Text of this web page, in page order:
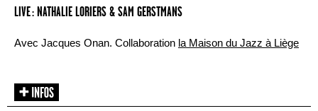
LIVE : NATHALIE LORIERS & SAM GERSTMANS
Avec Jacques Onan. Collaboration la Maison du Jazz à Liège